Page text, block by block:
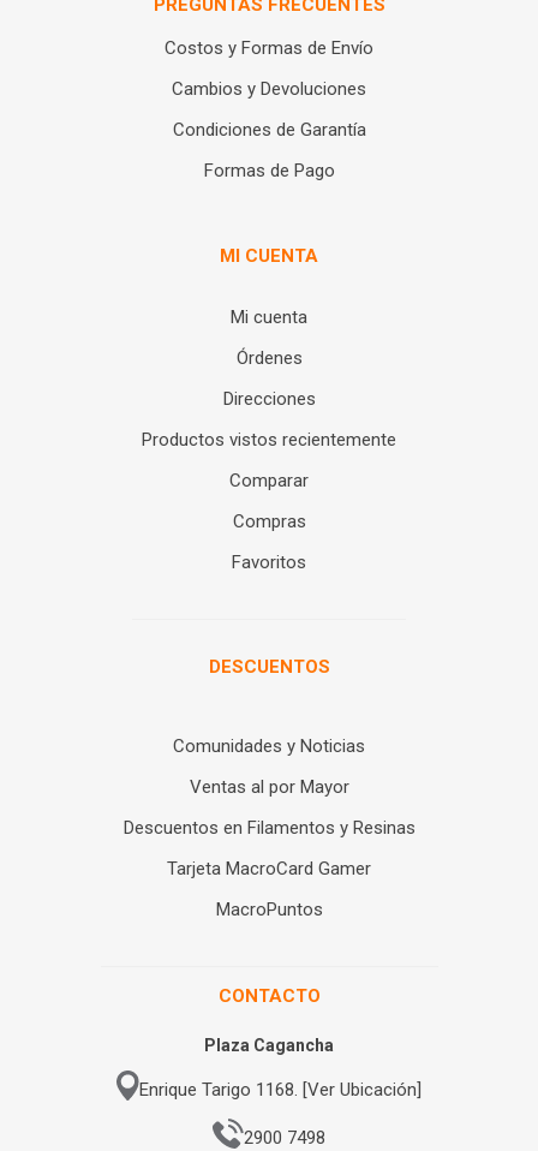
PREGUNTAS FRECUENTES
Costos y Formas de Envío
Cambios y Devoluciones
Condiciones de Garantía
Formas de Pago
MI CUENTA
Mi cuenta
Órdenes
Direcciones
Productos vistos recientemente
Comparar
Compras
Favoritos
DESCUENTOS
Comunidades y Noticias
Ventas al por Mayor
Descuentos en Filamentos y Resinas
Tarjeta MacroCard Gamer
MacroPuntos
CONTACTO
Plaza Cagancha
Enrique Tarigo 1168. [Ver Ubicación]
2900 7498